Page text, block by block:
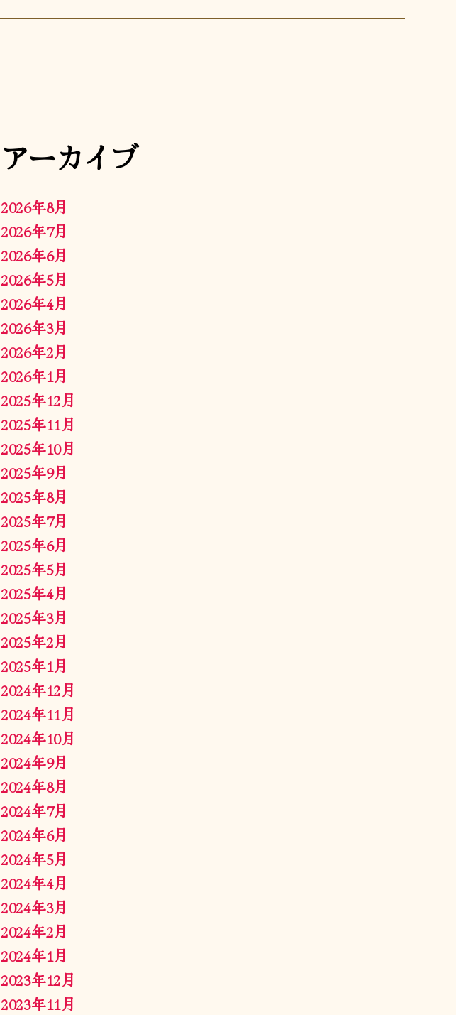
アーカイブ
2026年8月
2026年7月
2026年6月
2026年5月
2026年4月
2026年3月
2026年2月
2026年1月
2025年12月
2025年11月
2025年10月
2025年9月
2025年8月
2025年7月
2025年6月
2025年5月
2025年4月
2025年3月
2025年2月
2025年1月
2024年12月
2024年11月
2024年10月
2024年9月
2024年8月
2024年7月
2024年6月
2024年5月
2024年4月
2024年3月
2024年2月
2024年1月
2023年12月
2023年11月